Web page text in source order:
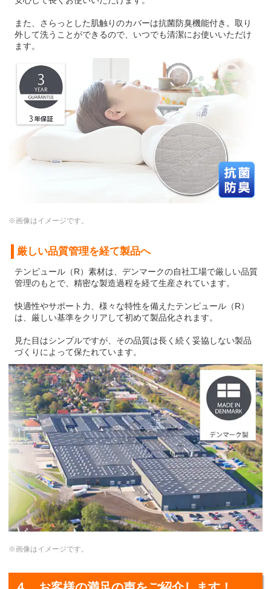
また、さらっとした肌触りのカバーは抗菌防臭機能付き。取り
外して洗うことができるので、いつでも清潔にお使いいただけ
ます。
※画像はイメージです。
厳しい品質管理を経て製品へ
テンピュール（R）素材は、デンマークの自社工場で厳しい品質
管理のもとで、精密な製造過程を経て生産されています。
快適性やサポート力、様々な特性を備えたテンピュール（R）
は、厳しい基準をクリアして初めて製品化されます。
見た目はシンプルですが、その品質は長く続く妥協しない製品
づくりによって保たれています。
※画像はイメージです。